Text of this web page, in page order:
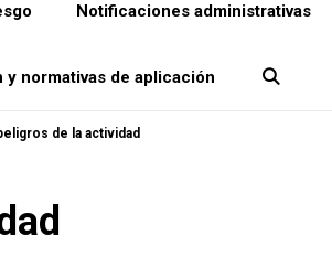
Notificaciones administrativas
y normativas de aplicación
de la actividad